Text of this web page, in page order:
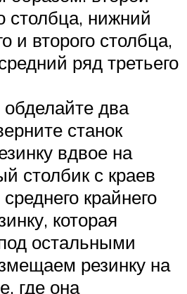
столбца, нижний
и второго столбца,
ряд третьего
два
станок
вдвое на
столбик с краев
крайнего
которая
остальными
резинку на
где она